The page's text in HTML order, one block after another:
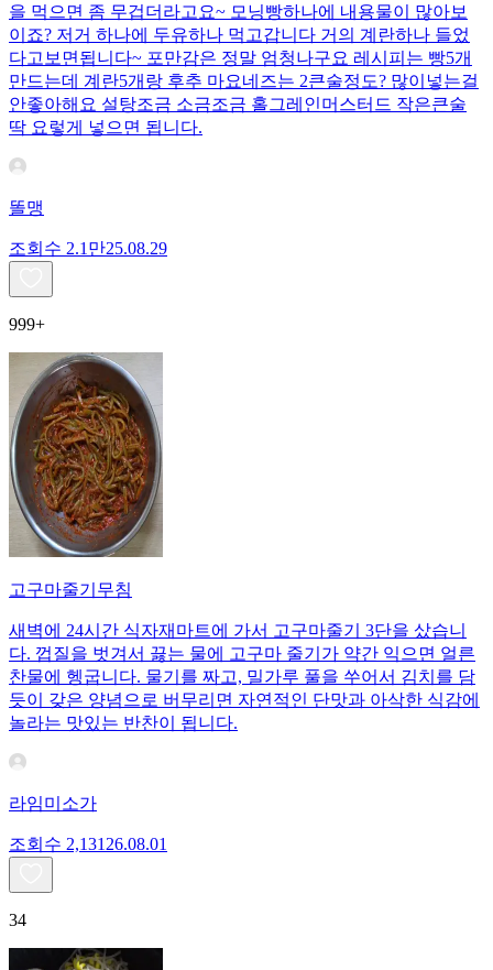
을 먹으면 좀 무겁더라고요~ 모닝빵하나에 내용물이 많아보
이죠? 저거 하나에 두유하나 먹고갑니다 거의 계란하나 들었
다고보면됩니다~ 포만감은 정말 엄청나구요 레시피는 빵5개
만드는데 계란5개랑 후추 마요네즈는 2큰술정도? 많이넣는걸
안좋아해요 설탕조금 소금조금 홀그레인머스터드 작은큰술
딱 요렇게 넣으면 됩니다.
똘맹
조회수 2.1만25.08.29
999+
고구마줄기무침
새벽에 24시간 식자재마트에 가서 고구마줄기 3단을 샀습니
다. 껍질을 벗겨서 끓는 물에 고구마 줄기가 약간 익으면 얼른
찬물에 헹굽니다. 물기를 짜고, 밀가루 풀을 쑤어서 김치를 담
듯이 갖은 양념으로 버무리면 자연적인 단맛과 아삭한 식감에
놀라는 맛있는 반찬이 됩니다.
라임미소가
조회수 2,131 26.08.01
34